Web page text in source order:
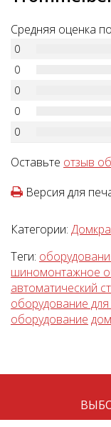
Средняя оценка
0
0
0
0
0
Оставьте отзыв
Версия для
Категории:
Теги:
шиномонтажное
автоматический
оборудование
оборудование